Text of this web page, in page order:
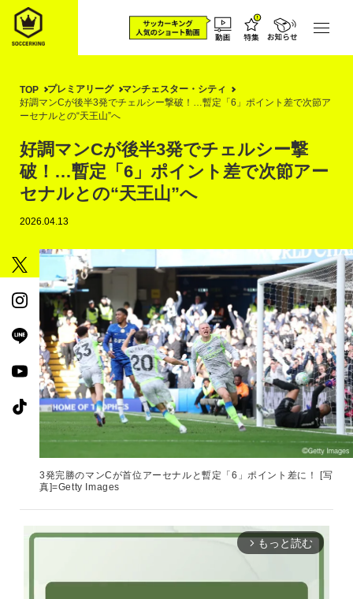
TOP プレミアリーグ
マンチェスター・シティ
好調マンCが後半3発でチェルシー撃破！…暫定「6」ポイント差で次節ア
ーセナルとの“天王山”へ
好調マンCが後半3発でチェルシー撃
破！…暫定「6」ポイント差で次節アー
セナルとの“天王山”へ
2026.04.13
3発完勝のマンCが首位アーセナルと暫定「6」ポイント差に！ [写
真]=Getty Images
arrow_forward_ios もっと読む